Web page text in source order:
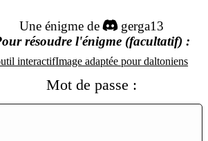
Une énigme de
gerga13
résoudre l'énigme (facultatif) :
interactifImage adaptée pour daltoniens
Mot de passe :